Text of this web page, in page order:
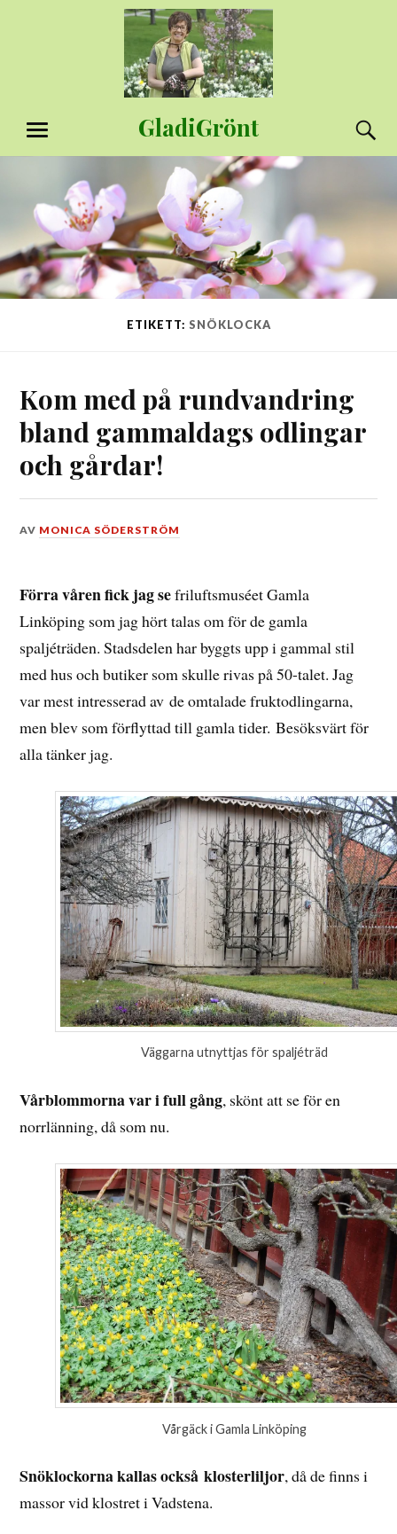
GladiGrönt
MENY
ETIKETT: SNÖKLOCKA
Kom med på rundvandring
bland gammaldags odlingar
och gårdar!
DEN
2017
AV MONICA SÖDERSTRÖM
Förra våren fick jag sefriluftsmuséet Gamla
Linköping som jag hört talas om för de gamla
spaljéträden. Stadsdelen har byggts upp i gammal stil
med hus och butiker som skulle rivas på 50-talet. Jag
var mest intresserad av de omtalade fruktodlingarna,
men blev som förflyttad till gamla tider. Besöksvärt för
alla tänker jag.
Väggarna utnyttjas för spaljéträd
Vårblommorna var i full gång, skönt att se för en
norrlänning, då som nu.
Vårgäck i Gamla Linköping
Snöklockorna kallas också klosterliljor, då de finns i
massor vid klostret i Vadstena.